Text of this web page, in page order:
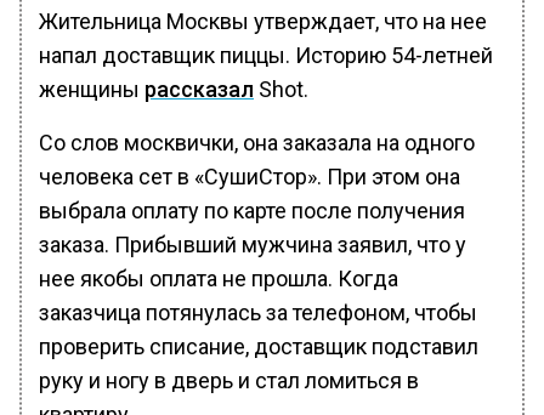
Жительница Москвы утверждает, что на нее
напал доставщик пиццы. Историю 54-летней
женщины рассказал Shot.
Со слов москвички, она заказала на одного
человека сет в «СушиСтор». При этом она
выбрала оплату по карте после получения
заказа. Прибывший мужчина заявил, что у
нее якобы оплата не прошла. Когда
заказчица потянулась за телефоном, чтобы
проверить списание, доставщик подставил
руку и ногу в дверь и стал ломиться в